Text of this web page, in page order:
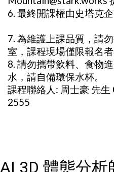
6. 最終開課權由史塔克
7. 為維護上課品質，請
室，課程現場僅限報名者
8. 請勿攜帶飲料、食物
水，請自備環保水杯。
課程聯絡人: 周士豪 先
2555